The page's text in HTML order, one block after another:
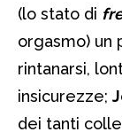
(lo stato di
orgasmo) un
rintanarsi,
insicurezze;
dei tanti